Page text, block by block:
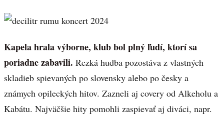
Kapela hrala výborne, klub bol plný ľudí, ktorí sa
poriadne zabavili. Rezká hudba pozostáva z vlastných
skladieb spievaných po slovensky alebo po česky a
známych opileckých hitov. Zazneli aj covery od Alkeholu a
Kabátu. Najväčšie hity pomohli zaspievať aj diváci, napr.